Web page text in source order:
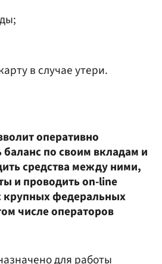
в случае утери.
оперативно
по своим вкладам и
средства между ними,
и проводить on-line
крупных федеральных
числе операторов
для работы